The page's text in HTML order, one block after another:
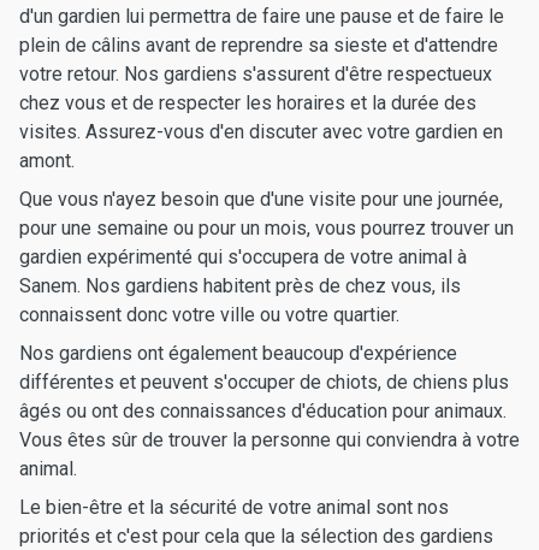
d'un gardien lui permettra de faire une pause et de faire le
plein de câlins avant de reprendre sa sieste et d'attendre
votre retour. Nos gardiens s'assurent d'être respectueux
chez vous et de respecter les horaires et la durée des
visites. Assurez-vous d'en discuter avec votre gardien en
amont.
Que vous n'ayez besoin que d'une visite pour une journée,
pour une semaine ou pour un mois, vous pourrez trouver un
gardien expérimenté qui s'occupera de votre animal à
Sanem. Nos gardiens habitent près de chez vous, ils
connaissent donc votre ville ou votre quartier.
Nos gardiens ont également beaucoup d'expérience
différentes et peuvent s'occuper de chiots, de chiens plus
âgés ou ont des connaissances d'éducation pour animaux.
Vous êtes sûr de trouver la personne qui conviendra à votre
animal.
Le bien-être et la sécurité de votre animal sont nos
priorités et c'est pour cela que la sélection des gardiens